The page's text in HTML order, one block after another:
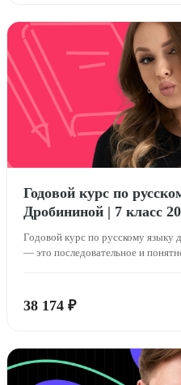
Годовой курс по
Дробининой | 7 класс
Годовой курс по русскому языку
— это последовательное и
38 174 ₽